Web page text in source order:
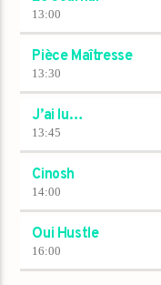
13:00
Pièce Maîtresse
13:30
J’ai lu…
13:45
Cinosh
14:00
Oui Hustle
16:00